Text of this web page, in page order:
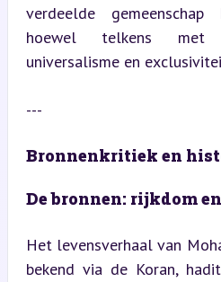
verdeelde gemeenschap
hoewel telkens met
universalisme en
---
Bronnenkritiek en
De bronnen: rijkdom
Het levensverhaal van
bekend via de Koran,